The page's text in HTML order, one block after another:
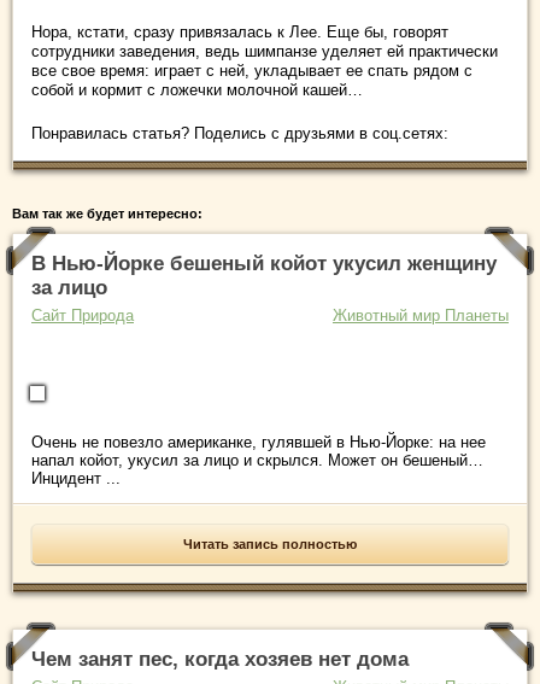
Нора, кстати, сразу привязалась к Лее. Еще бы, говорят
сотрудники заведения, ведь шимпанзе уделяет ей практически
все свое время: играет с ней, укладывает ее спать рядом с
собой и кормит с ложечки молочной кашей…
Понравилась статья? Поделись с друзьями в соц.сетях:
Вам так же будет интересно:
В Нью-Йорке бешеный койот укусил женщину
за лицо
Сайт Природа Животный мир Планеты
Очень не повезло американке, гулявшей в Нью-Йорке: на нее
напал койот, укусил за лицо и скрылся. Может он бешеный…
Инцидент ...
Читать запись полностью
Чем занят пес, когда хозяев нет дома